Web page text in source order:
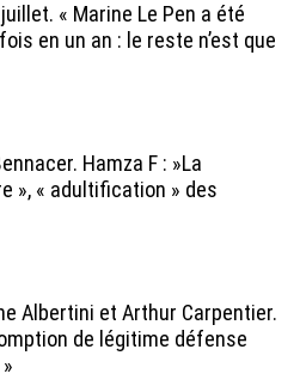
« Marine Le Pen a été
en un an : le reste n’est que
Hamza F : »La
», « adultification » des
Albertini et Arthur Carpentier.
de légitime défense